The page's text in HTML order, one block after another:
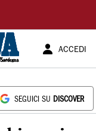
ACCEDI
SEGUICI SU DISCOVER